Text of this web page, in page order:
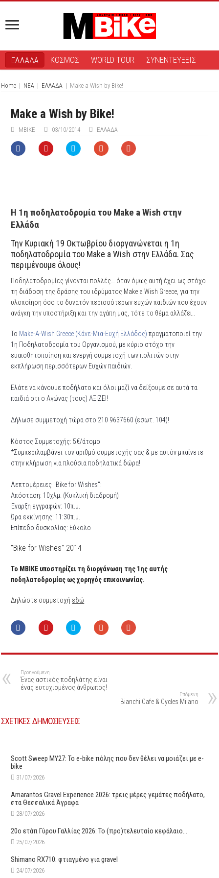
ΕΛΛΑΔΑ ΚΟΣΜΟΣ WORLD TOUR ΣΥΝΕΝΤΕΥΞΕΙΣ
Home | ΝΕΑ | ΕΛΛΑΔΑ | Make a Wish by Bike!
Make a Wish by Bike!
ΜΒIKE 03/10/2014 ΕΛΛΑΔΑ
Η 1η ποδηλατοδρομία του Make a Wish στην
Ελλάδα
Την Κυριακή 19 Οκτωβρίου διοργανώνεται η 1η
ποδηλατοδρομία του Make a Wish στην Ελλάδα. Σας
περιμένουμε όλους!
Ποδηλατοδρομίες γίνονται πολλές… όταν όμως αυτή έχει ως στόχο
τη διάδοση της δράσης του ιδρύματος Make a Wish Greece, για την
υλοποίηση όσο το δυνατόν περισσότερων ευχών παιδιών που έχουν
ανάγκη την υποστήριξη και την αγάπη μας, τότε το θέμα αλλάζει..
Το Make-A-Wish Greece (Κάνε-Μια-Ευχή Ελλάδος) πραγματοποιεί την
1η Ποδηλατοδρομία του Οργανισμού, με κύριο στόχο την
ευαισθητοποίηση και ενεργή συμμετοχή των πολιτών στην
εκπλήρωση περισσότερων Ευχών παιδιών.
Ελάτε να κάνουμε ποδήλατο και όλοι μαζί να δείξουμε σε αυτά τα
παιδιά οτι ο Αγώνας (τους) ΑΞΙΖΕΙ!
Δήλωσε συμμετοχή τώρα στο 210 9637660 (εσωτ. 104)!
Κόστος Συμμετοχής: 5€/άτομο
*Συμπεριλαμβάνει τον αριθμό συμμετοχής σας & με αυτόν μπαίνετε
στην κλήρωση για πλούσια ποδηλατικά δώρα!
Λεπτομέρειες "Bike for Wishes":
Απόσταση: 10χλμ. (Κυκλική διαδρομή)
Έναρξη εγγραφών: 10π.μ.
Ώρα εκκίνησης: 11:30π.μ.
Επίπεδο δυσκολίας: Εύκολο
"Βike for Wishes" 2014
Το ΜΒΙΚΕ υποστηρίζει τη διοργάνωση της 1ης αυτής
ποδηλατοδρομίας ως χορηγός επικοινωνίας.
Δηλώστε συμμετοχή εδώ
Προηγούμενη
Ένας αστικός ποδηλάτης είναι
ένας ευτυχισμένος άνθρωπος!
Επόμενη
Bianchi Cafe & Cycles Milano
ΣΧΕΤΙΚΕΣ ΔΗΜΟΣΙΕΥΣΕΙΣ
Scott Sweep MY27: Το e-bike πόλης που δεν θέλει να μοιάζει με e-
bike
31/07/2026
Amarantos Gravel Experience 2026: τρεις μέρες γεμάτες ποδήλατο,
στα Θεσσαλικά Άγραφα
28/07/2026
20ο ετάπ Γύρου Γαλλίας 2026: Το (προ)τελευταίο κεφάλαιο…
25/07/2026
Shimano RX710: φτιαγμένο για gravel
24/07/2026